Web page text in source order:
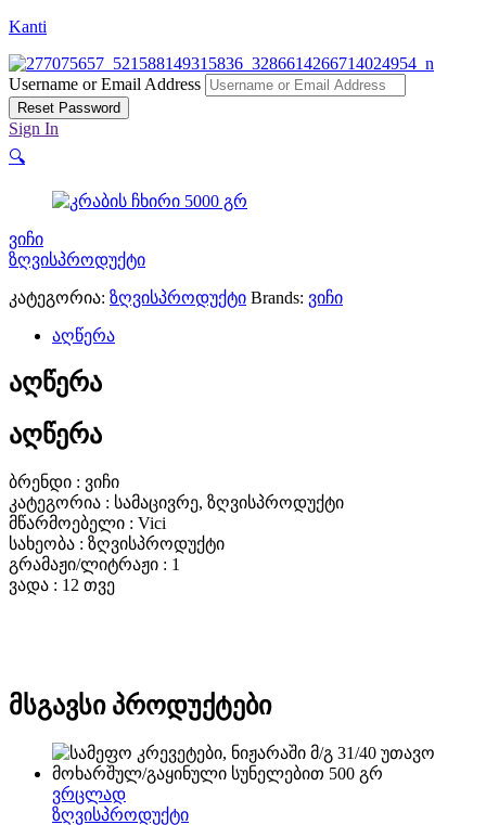
Kanti
Username or Email Address
Reset Password
Sign In
🔍
ვიჩი
ზღვისპროდუქტი
კატეგორია: ზღვისპროდუქტი Brands: ვიჩი
აღწერა
აღწერა
აღწერა
ბრენდი : ვიჩი
კატეგორია : სამაცივრე, ზღვისპროდუქტი
მწარმოებელი : Vici
სახეობა : ზღვისპროდუქტი
გრამაჟი/ლიტრაჟი : 1
ვადა : 12 თვე
მსგავსი პროდუქტები
ვრცლად
ზღვისპროდუქტი